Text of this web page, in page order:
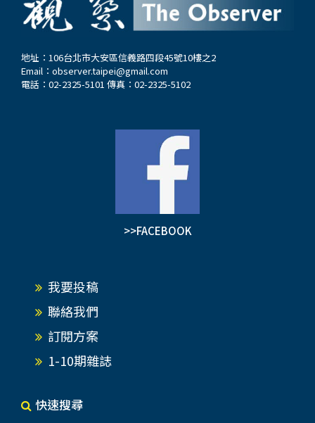
地址：106台北市大安區信義路四段45號10樓之2
Email： observer.taipei@gmail.com
電話：02-2325-5101 傳真：02-2325-5102
>>FACEBOOK
我要投稿
聯絡我們
訂閱方案
1-10期雜誌
快速搜尋